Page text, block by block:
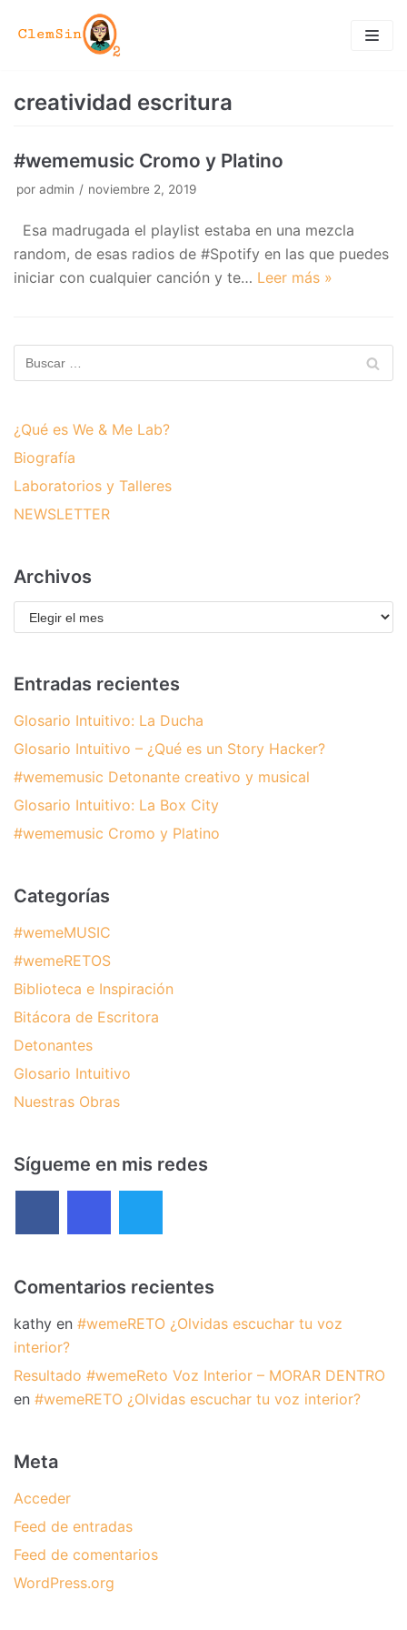
creatividad escritura
#wememusic Cromo y Platino
por admin noviembre 2, 2019
Esa madrugada el playlist estaba en una mezcla
random, de esas radios de #Spotify en las que puedes
iniciar con cualquier canción y te… Leer más »
¿Qué es We & Me Lab?
Biografía
Laboratorios y Talleres
NEWSLETTER
Archivos
Entradas recientes
Glosario Intuitivo: La Ducha
Glosario Intuitivo – ¿Qué es un Story Hacker?
#wememusic Detonante creativo y musical
Glosario Intuitivo: La Box City
#wememusic Cromo y Platino
Categorías
#wemeMUSIC
#wemeRETOS
Biblioteca e Inspiración
Bitácora de Escritora
Detonantes
Glosario Intuitivo
Nuestras Obras
Sígueme en mis redes
Comentarios recientes
kathy en #wemeRETO ¿Olvidas escuchar tu voz
interior?
Resultado #wemeReto Voz Interior – MORAR DENTRO
en #wemeRETO ¿Olvidas escuchar tu voz interior?
Meta
Acceder
Feed de entradas
Feed de comentarios
WordPress.org